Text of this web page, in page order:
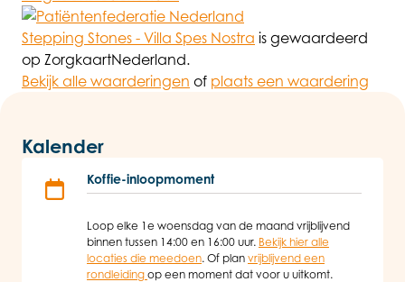
Stepping Stones - Villa Spes Nostra is gewaardeerd
op ZorgkaartNederland.
Bekijk alle waarderingen of plaats een waardering
Kalender
Koffie-inloopmoment
Loop elke 1e woensdag van de maand vrijblijvend
binnen tussen 14:00 en 16:00 uur. Bekijk hier alle
locaties die meedoen. Of plan vrijblijvend een
rondleiding op een moment dat voor u uitkomt.